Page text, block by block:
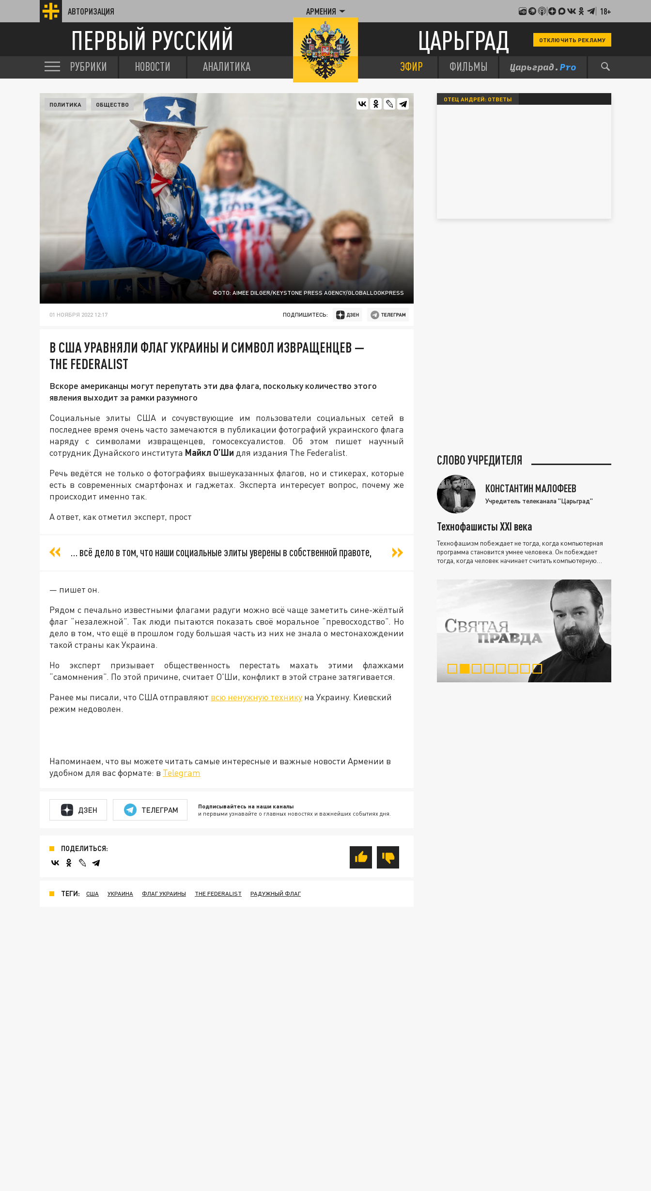
АВТОРИЗАЦИЯ АРМЕНИЯ 18+
ПЕРВЫЙ РУССКИЙ ЦАРЬГРАД ОТКЛЮЧИТЬ РЕКЛАМУ
РУБРИКИ НОВОСТИ АНАЛИТИКА ЭФИР ФИЛЬМЫ
ФОТО: AIMEE DILGER/KEYSTONE PRESS AGENCY/GLOBALLOOKPRESS
ПОЛИТИКА ОБЩЕСТВО
01 НОЯБРЯ 2022 12:17 ПОДПИШИТЕСЬ:
В США УРАВНЯЛИ ФЛАГ УКРАИНЫ И СИМВОЛ ИЗВРАЩЕНЦЕВ —
THE FEDERALIST
Вскоре американцы могут перепутать эти два флага, поскольку количество этого
явления выходит за рамки разумного
Социальные элиты США и сочувствующие им пользователи социальных сетей в
последнее время очень часто замечаются в публикации фотографий украинского флага
наряду с символами извращенцев, гомосексуалистов. Об этом пишет научный
сотрудник Дунайского института Майкл О’Ши для издания The Federalist.
Речь ведётся не только о фотографиях вышеуказанных флагов, но и стикерах, которые
есть в современных смартфонах и гаджетах. Эксперта интересует вопрос, почему же
происходит именно так.
А ответ, как отметил эксперт, прост
… всё дело в том, что наши социальные элиты уверены в собственной правоте,
— пишет он.
Рядом с печально известными флагами радуги можно всё чаще заметить сине-жёлтый
флаг “незалежной”. Так люди пытаются показать своё моральное “превосходство”. Но
дело в том, что ещё в прошлом году большая часть из них не знала о местонахождении
такой страны как Украина.
Но эксперт призывает общественность перестать махать этими флажками
“самомнения”. По этой причине, считает О'Ши, конфликт в этой стране затягивается.
Ранее мы писали, что США отправляют всю ненужную технику на Украину. Киевский
режим недоволен.
Напоминаем, что вы можете читать самые интересные и важные новости Армении в
удобном для вас формате: в Telegram
ДЗЕН ТЕЛЕГРАМ Подписывайтесь на наши каналы
и первыми узнавайте о главных новостях и важнейших событиях дня.
ПОДЕЛИТЬСЯ:
ТЕГИ: США УКРАИНА ФЛАГ УКРАИНЫ THE FEDERALIST РАДУЖНЫЙ ФЛАГ
ОТЕЦ АНДРЕЙ: ОТВЕТЫ
СЛОВО УЧРЕДИТЕЛЯ
КОНСТАНТИН МАЛОФЕЕВ
Учредитель телеканала "Царьград"
Технофашисты XXI века
Технофашизм побеждает не тогда, когда компьютерная
программа становится умнее человека. Он побеждает
тогда, когда человек начинает считать компьютерную